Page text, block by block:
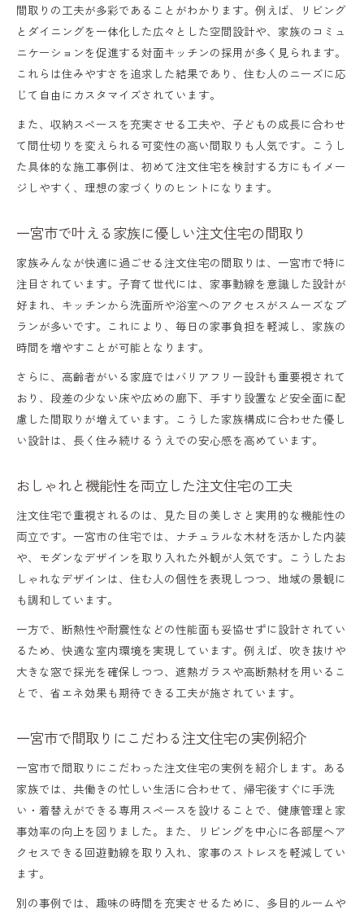
間取りの工夫が多彩であることがわかります。例えば、リビング
とダイニングを一体化した広々とした空間設計や、家族のコミュ
ニケーションを促進する対面キッチンの採用が多く見られます。
これらは住みやすさを追求した結果であり、住む人のニーズに応
じて自由にカスタマイズされています。
また、収納スペースを充実させる工夫や、子どもの成長に合わせ
て間仕切りを変えられる可変性の高い間取りも人気です。こうし
た具体的な施工事例は、初めて注文住宅を検討する方にもイメー
ジしやすく、理想の家づくりのヒントになります。
一宮市で叶える家族に優しい注文住宅の間取り
家族みんなが快適に過ごせる注文住宅の間取りは、一宮市で特に
注目されています。子育て世代には、家事動線を意識した設計が
好まれ、キッチンから洗面所や浴室へのアクセスがスムーズなプ
ランが多いです。これにより、毎日の家事負担を軽減し、家族の
時間を増やすことが可能となります。
さらに、高齢者がいる家庭ではバリアフリー設計も重要視されて
おり、段差の少ない床や広めの廊下、手すり設置など安全面に配
慮した間取りが増えています。こうした家族構成に合わせた優し
い設計は、長く住み続けるうえでの安心感を高めています。
おしゃれと機能性を両立した注文住宅の工夫
注文住宅で重視されるのは、見た目の美しさと実用的な機能性の
両立です。一宮市の住宅では、ナチュラルな木材を活かした内装
や、モダンなデザインを取り入れた外観が人気です。こうしたお
しゃれなデザインは、住む人の個性を表現しつつ、地域の景観に
も調和しています。
一方で、断熱性や耐震性などの性能面も妥協せずに設計されてい
るため、快適な室内環境を実現しています。例えば、吹き抜けや
大きな窓で採光を確保しつつ、遮熱ガラスや高断熱材を用いるこ
とで、省エネ効果も期待できる工夫が施されています。
一宮市で間取りにこだわる注文住宅の実例紹介
一宮市で間取りにこだわった注文住宅の実例を紹介します。ある
家族では、共働きの忙しい生活に合わせて、帰宅後すぐに手洗
い・着替えができる専用スペースを設けることで、健康管理と家
事効率の向上を図りました。また、リビングを中心に各部屋へア
クセスできる回遊動線を取り入れ、家事のストレスを軽減してい
ます。
別の事例では、趣味の時間を充実させるために、多目的ルームや